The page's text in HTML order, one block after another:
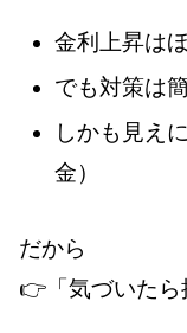
金利上昇は
でも対策は
しかも見え
金）
だから
👉「気づいたら